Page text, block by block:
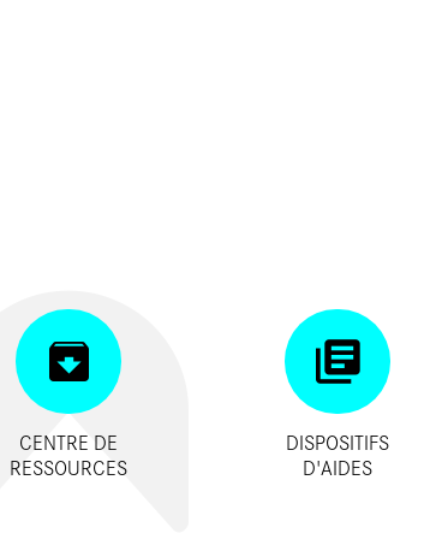
CENTRE DE
RESSOURCES
DISPOSITIFS
D'AIDES